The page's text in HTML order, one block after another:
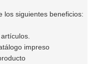
los siguientes beneficios:
impreso